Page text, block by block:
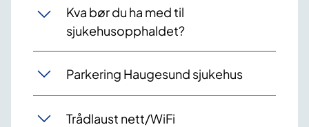
Kva bør du ha med til
sjukehusopphaldet?
Parkering Haugesund sjukehus
Trådlaust nett/WiFi